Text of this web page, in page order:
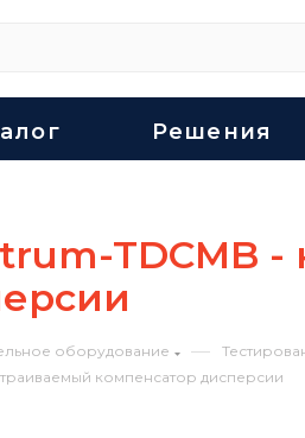
Решения
TDCMB
оборудование —
компенсатор дисперсии